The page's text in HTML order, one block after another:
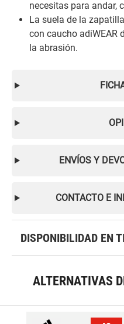
necesitas para andar,
La suela de la
con caucho adiWEAR
la abrasión.
ENVÍOS Y
CONTACTO E
DISPONIBILIDAD EN
ALTERNATIVAS